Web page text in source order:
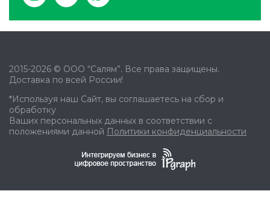
2015-2026 © ООО “Салям”. Все права защищены.
Доставка по всей России!
*Используя наш Сайт, вы соглашаетесь на сбор и
обработку
Ваших персональных данных в соответствии с
положениями данной Политики конфиденциальности